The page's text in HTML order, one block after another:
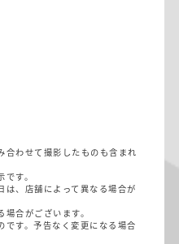
わせて撮影したものも含まれ
す。
、店舗によって異なる場合が
合がございます。
す。予告なく変更になる場合